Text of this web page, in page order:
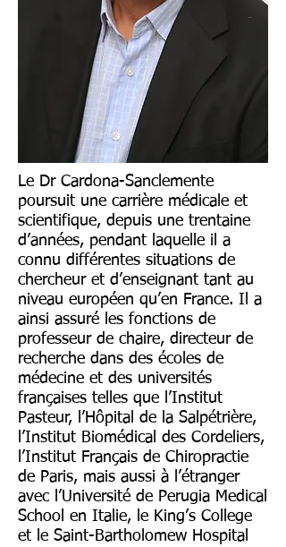
Le Dr Cardona-Sanclemente
poursuit une carrière médicale et
scientifique, depuis une trentaine
d’années, pendant laquelle il a
connu différentes situations de
chercheur et d’enseignant tant au
niveau européen qu’en France. Il a
ainsi assuré les fonctions de
professeur de chaire, directeur de
recherche dans des écoles de
médecine et des universités
françaises telles que l’Institut
Pasteur, l’Hôpital de la Salpétrière,
l’Institut Biomédical des Cordeliers,
l’Institut Français de Chiropractie
de Paris, mais aussi à l’étranger
avec l’Université de Perugia Medical
School en Italie, le King’s College
et le Saint-Bartholomew Hospital